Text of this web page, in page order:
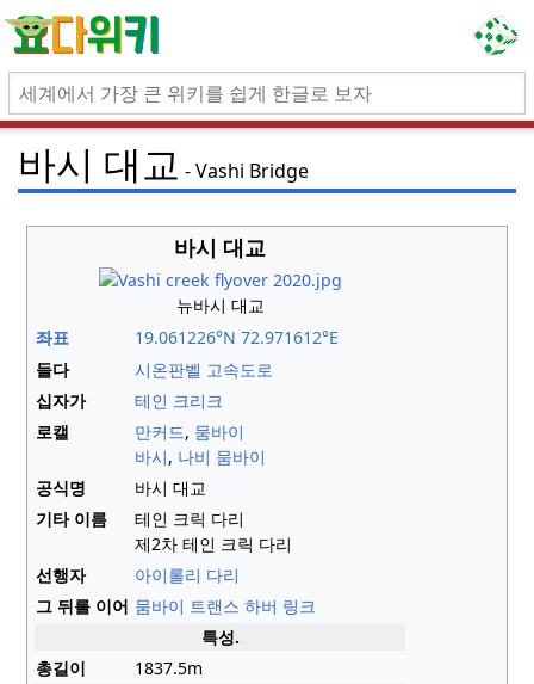
바시 대교 Vashi Bridge
바시 대교
뉴바시 대교
좌표
19.061226°N 72.971612°E
들다
시온판벨 고속도로
십자가
테인 크리크
로캘
만커드, 뭄바이
바시, 나비 뭄바이
공식명
바시 대교
기타 이름
테인 크릭 다리
제2차 테인 크릭 다리
선행자
아이롤리 다리
그 뒤를 이어 뭄바이 트랜스 하버 링크
특성.
총길이
1837.5m